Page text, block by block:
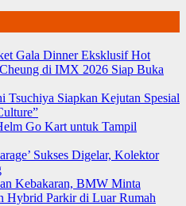
Gala Dinner Eksklusif Hot
di IMX 2026 Siap Buka
Siapkan Kejutan Spesial
Go Kart untuk Tampil
Sukses Digelar, Kolektor
Kebakaran, BMW Minta
Hybrid Parkir di Luar Rumah